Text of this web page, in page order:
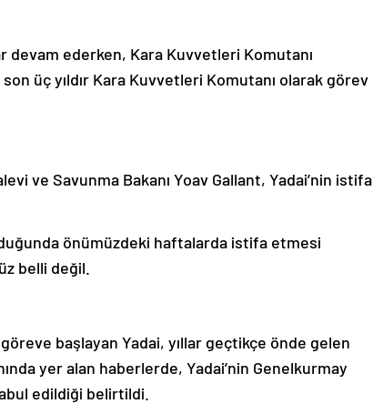
devam ederken, Kara Kuvvetleri Komutanı
üç yıldır Kara Kuvvetleri Komutanı olarak görev
ve Savunma Bakanı Yoav Gallant, Yadai’nin istifa
önümüzdeki haftalarda istifa etmesi
belli değil.
başlayan Yadai, yıllar geçtikçe önde gelen
yer alan haberlerde, Yadai’nin Genelkurmay
edildiği belirtildi.